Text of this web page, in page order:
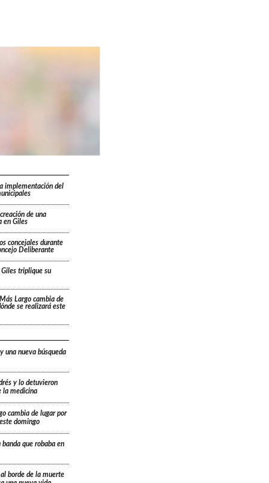
implementación del
de una
en Giles
concejales durante
Deliberante
triplique su
Largo cambia de
se realizará este
una nueva búsqueda
y lo detuvieron
la medicina
cambia de lugar por
domingo
que robaba en
borde de la muerte